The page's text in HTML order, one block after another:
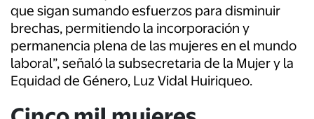
que sigan sumando esfuerzos para disminuir
brechas, permitiendo la incorporación y
permanencia plena de las mujeres en el mundo
laboral”, señaló la subsecretaria de la Mujer y la
Equidad de Género, Luz Vidal Huiriqueo.